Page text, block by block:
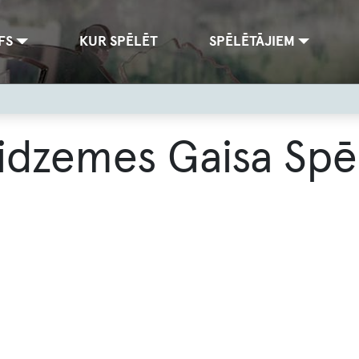
KUR SPĒLĒT SPĒLĒTĀJIEM
Gaisa